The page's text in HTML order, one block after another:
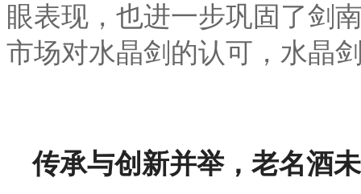
眼表现，也进一步巩固了剑
市场对水晶剑的认可，水晶
传承与创新并举，老名酒